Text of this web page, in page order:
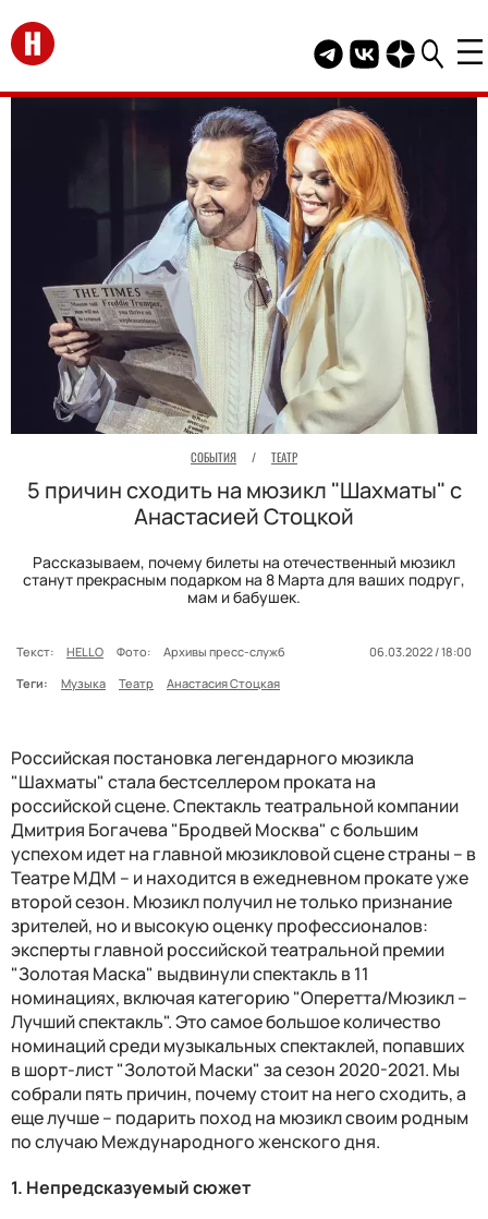
Перейти на главную
Telegram канал
Группа HELLO
Канал
СОБЫТИЯ / ТЕАТР
5 причин сходить на мюзикл "Шахматы" с
Анастасией Стоцкой
Рассказываем, почему билеты на отечественный мюзикл
станут прекрасным подарком на 8 Марта для ваших подруг,
мам и бабушек.
Текст: HELLO Фото: Архивы пресс-служб
06.03.2022 / 18:00
Теги:
Музыка Театр Анастасия Стоцкая
Российская постановка легендарного мюзикла
"Шахматы" стала бестселлером проката на
российской сцене. Спектакль театральной компании
Дмитрия Богачева "Бродвей Москва" с большим
успехом идет на главной мюзикловой сцене страны – в
Театре МДМ – и находится в ежедневном прокате уже
второй сезон. Мюзикл получил не только признание
зрителей, но и высокую оценку профессионалов:
эксперты главной российской театральной премии
"Золотая Маска" выдвинули спектакль в 11
номинациях, включая категорию "Оперетта/Мюзикл –
Лучший спектакль". Это самое большое количество
номинаций среди музыкальных спектаклей, попавших
в шорт-лист "Золотой Маски" за сезон 2020-2021. Мы
собрали пять причин, почему стоит на него сходить, а
еще лучше – подарить поход на мюзикл своим родным
по случаю Международного женского дня.
1. Непредсказуемый сюжет